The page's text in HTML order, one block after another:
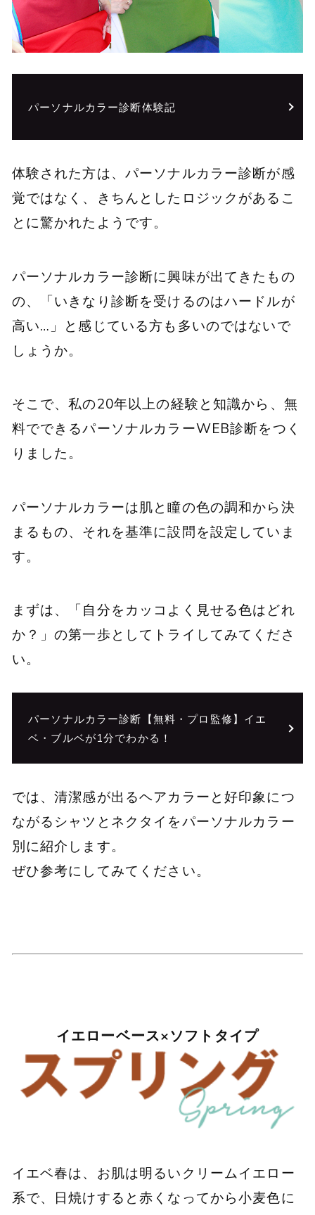
パーソナルカラー診断体験記
体験された方は、パーソナルカラー診断が感
覚ではなく、きちんとしたロジックがあるこ
とに驚かれたようです。
パーソナルカラー診断に興味が出てきたもの
の、「いきなり診断を受けるのはハードルが
高い…」と感じている方も多いのではないで
しょうか。
そこで、私の20年以上の経験と知識から、無
料でできるパーソナルカラーWEB診断をつく
りました。
パーソナルカラーは肌と瞳の色の調和から決
まるもの、それを基準に設問を設定していま
す。
まずは、「自分をカッコよく見せる色はどれ
か？」の第一歩としてトライしてみてくださ
い。
パーソナルカラー診断【無料・プロ監修】イエ
ベ・ブルベが1分でわかる！
では、清潔感が出るヘアカラーと好印象につ
ながるシャツとネクタイをパーソナルカラー
別に紹介します。
ぜひ参考にしてみてください。
イエローベース×ソフトタイプ
イエベ春は、お肌は明るいクリームイエロー
系で、日焼けすると赤くなってから小麦色に